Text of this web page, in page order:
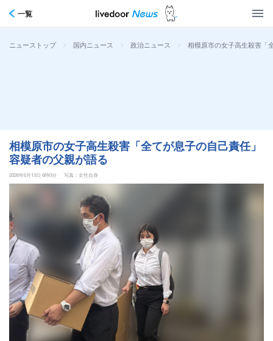
一覧
ニューストップ > 国内ニュース > 政治ニュース > 相模原市の女子高生殺害「
相模原市の女子高生殺害「全てが息子の自己責任」
容疑者の父親が語る
2026年6月13日 6時0分 写真：女性自身